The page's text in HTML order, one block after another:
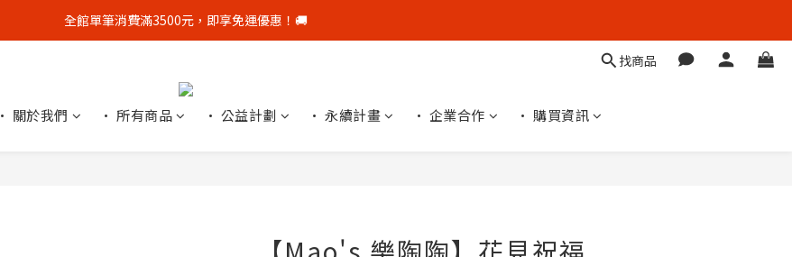
全館單筆消費滿3500元，即享免運優惠！🚚
全館單筆消費滿3500元，即享免運優惠！🚚
顧客好評募集中，完成評價👏加贈$50元購物金！
找商品
• 關於我們 • 所有商品 • 公益計劃 • 永續計畫 • 企業合作 • 購買資訊